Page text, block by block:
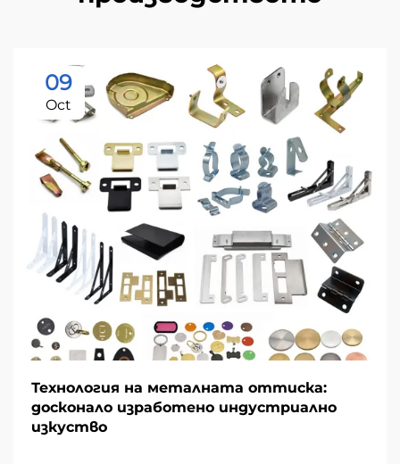
09
Oct
Технология на металната оттиска:
досконало изработено индустриално
изкуство